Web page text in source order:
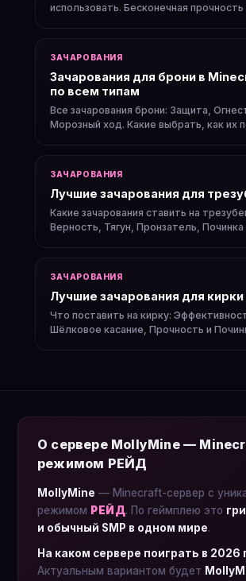
использовать. Бесконечная
ЗАЧАРОВАНИЯ
Зачарования для брони в
по всем типам
Все зачарования брони: Защита,
Морозный ход. Какие выбрать, как их
ЗАЧАРОВАНИЯ
Лучшие зачарования для
Какие зачарования ставить на
Верность, Тягун, Пронзатель, Починка
ЗАЧАРОВАНИЯ
Лучшие зачарования для кирки
Что поставить на кирку:
Шёлковое касание, Прочность и
О сервере MollyMine —
режимом РЕЙД
MollyMine — Minecraft-сервер с
режимом РЕЙД. По геймплею это
и обычный SMP в одном мире.
На каком сервере поиграть в 2026
Актуальным вариантом будет